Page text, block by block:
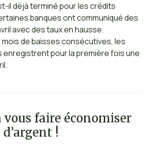
il déjà terminé pour les crédits
banques ont communiqué des
avec des taux en hausse.
de baisses consécutives, les
enregistrent pour la première fois une
vous faire économiser
!